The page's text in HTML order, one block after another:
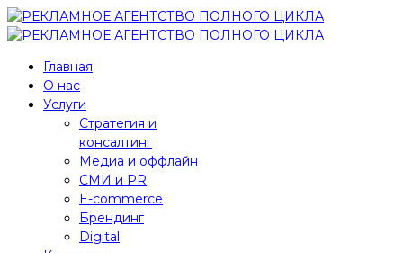
Главная
О нас
Услуги
Стратегия и
консалтинг
Медиа и оффлайн
СМИ и PR
E-commerce
Брендинг
Digital